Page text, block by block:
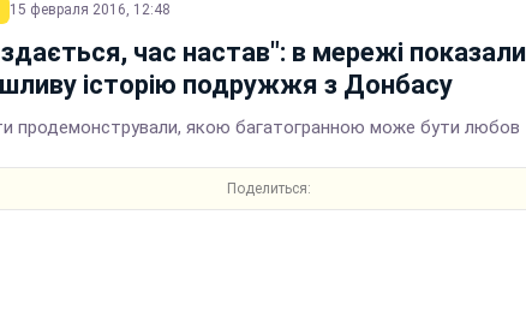
15 февраля 2016, 12:48
час настав": в мережі показали
історію подружжя з Донбасу
продемонстрували, якою багатогранною може бути любов
Поделиться: